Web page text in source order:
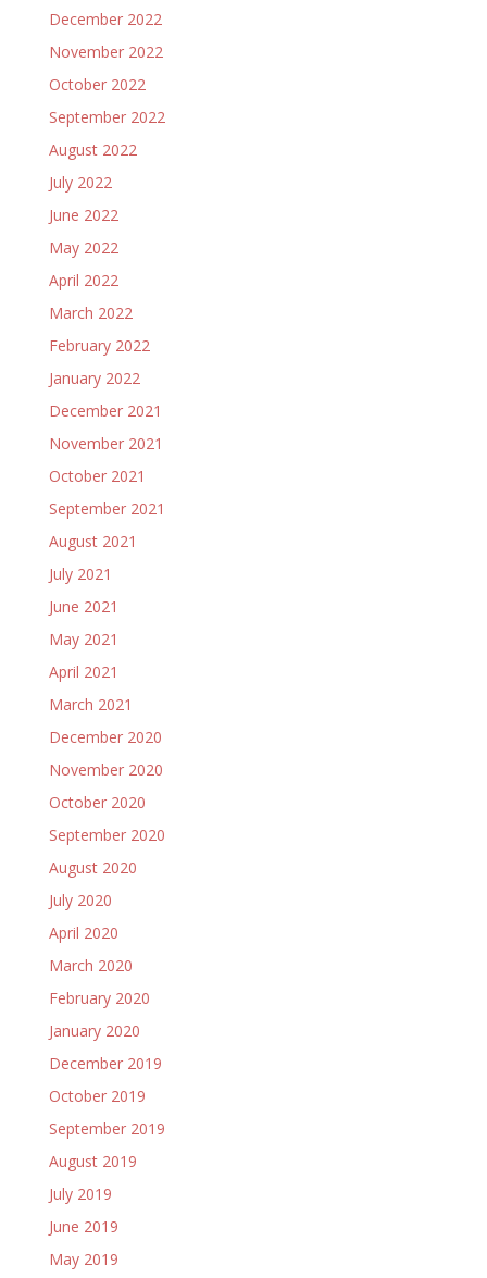
December 2022
November 2022
October 2022
September 2022
August 2022
July 2022
June 2022
May 2022
April 2022
March 2022
February 2022
January 2022
December 2021
November 2021
October 2021
September 2021
August 2021
July 2021
June 2021
May 2021
April 2021
March 2021
December 2020
November 2020
October 2020
September 2020
August 2020
July 2020
April 2020
March 2020
February 2020
January 2020
December 2019
October 2019
September 2019
August 2019
July 2019
June 2019
May 2019